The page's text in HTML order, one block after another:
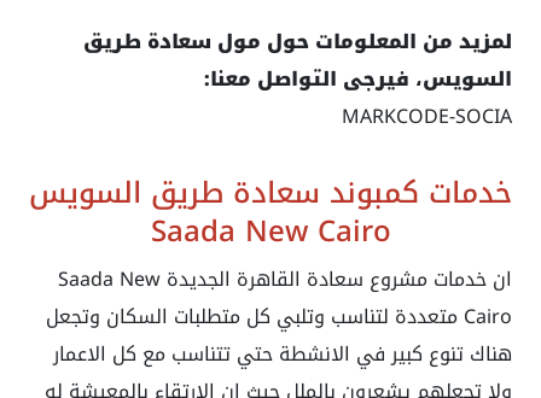
لمزيد من المعلومات حول مول سعادة طريق
السويس، فيرجى التواصل معنا:
MARKCODE-SOCIA
خدمات كمبوند سعادة طريق السويس
Saada New Cairo
ان خدمات مشروع سعادة القاهرة الجديدةSaada New
Cairo متعددة لتناسب وتلبي كل متطلبات السكان وتجعل
هناك تنوع كبير في الانشطة حتي تتناسب مع كل الاعمار